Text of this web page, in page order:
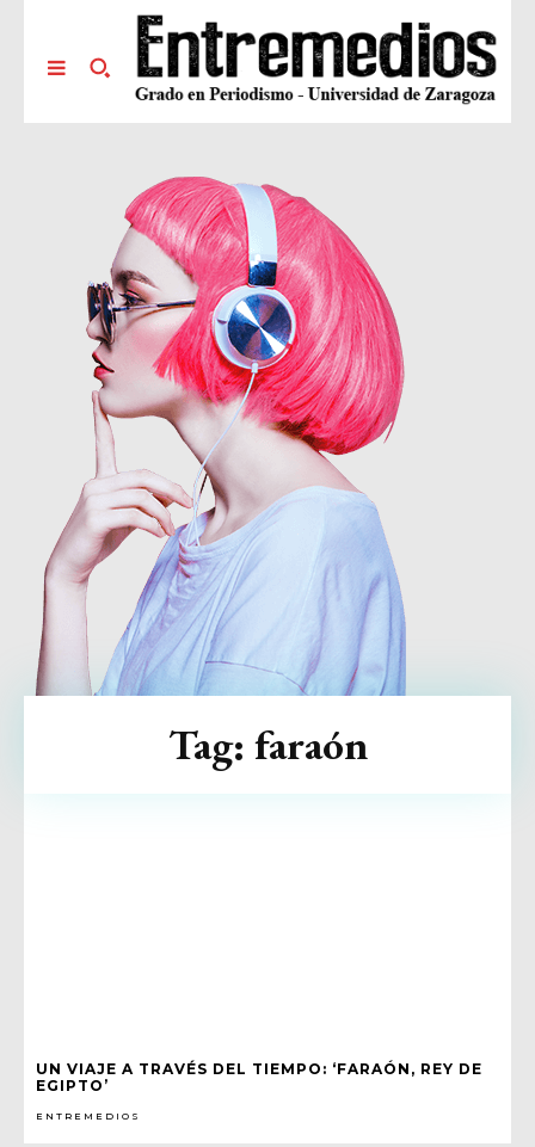
UN VIAJE A TRAVÉS DEL TIEMPO: ‘FARAÓN, REY DE
EGIPTO’
ENTREMEDIOS
Tag: faraón